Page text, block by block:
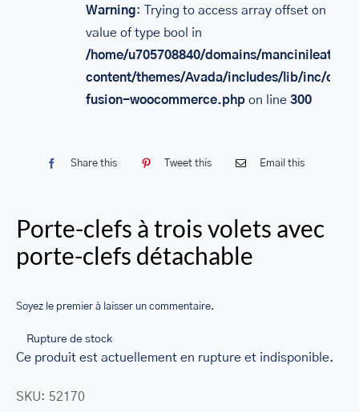
LEATHER RFID TRAVEL PASSPORT WALLET
BUSINESS CARD HOLDER FOR MEN & WOMEN
LEATHER KEY CASE
LEATHER BILL CLIPS
LEATHER PRODUCTS ON SALE
Warning: Trying to access array offset on
value of type bool in
/home/u705708840/domains/
content/themes/Avada/includes/lib/inc/
fusion-woocommerce.phpon line 300
Share this Tweet this Email this
Porte-clefs à trois volets avec
porte-clefs détachable
Soyez le premier à laisser un commentaire.
Rupture de stock
Ce produit est actuellement en rupture et indisponible.
SKU: 52170